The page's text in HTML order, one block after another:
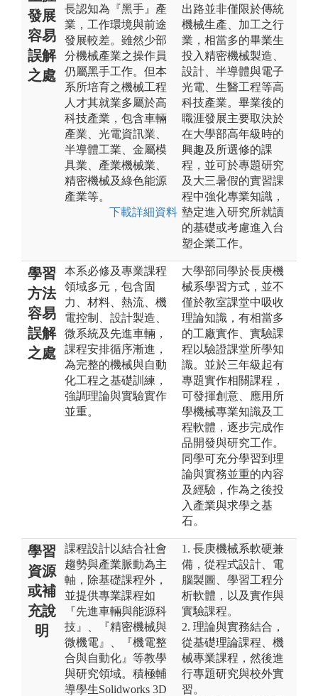
發展
容易
誤解
之處
長認知為『黑手』產
業，工作環境與前途
發展較差。雖然少部
分機械產業之操作員
仍屬黑手工作。但本
系所培育之機械工程
人才其就業多屬於高
科技產業，包含車輛
產業、光電資訊業、
半導體工業、金屬模
具業、產業機械業、
精密機械及綠色能源
產業等。
下載詳細資料
出路並非僅限於傳統
機械生產、加工之行
業，相當多的畢業生
投入精密機械製造、
設計、半導體與電子
光電、生醫工程等高
科技產業。畢業後的
職涯發展主要取決於
在大學部高年級時的
興趣及所選修的課
程，並可於專題研究
及大三暑假的實習課
程中強化專業知識，
墊定進入研究所就讀
的基礎或考慮進入台
塑企業工作。
學習
方法
容易
誤解
之處
本系必修及專業課程
領域多元，包含固
力、材料、熱流、機
電控制、設計製造、
微系統及先進車輛，
課程安排循序漸進，
為完整的機械與自動
化工程之基礎訓練，
強調理論與實驗實作
並重。
大學部同學於長庚機
械系學習方式，並不
僅於教室課堂中吸收
理論知識，有相當多
的工廠實作、實驗課
程以驗證課堂所學知
識。並於三年級起有
專題實作相關課程，
可發揮創意、應用所
學機械專業知識及工
程軟體，逐步完成作
品開發與研究工作。
同學可充分學習到理
論與實務並重的內容
及經驗，作為之後投
入產業與求學之基
石。
學習
資源
或補
充說
明
課程設計以結合社會
趨勢與產業脈動為主
軸，除基礎課程外，
並提供專業課程如
『先進車輛與能源科
技』、『精密機械與
微機電』、『機電整
合與自動化』等教學
與研究領域。積極輔
導學生Solidworks 3D
1. 長庚機械系軟硬兼
備，從程式設計、電
腦製圖、學習工程分
析軟體，以及實作與
實驗課程。
2. 理論與實務結合，
從基礎理論課程、機
械專業課程，然後進
行專題研究與校外實
習。